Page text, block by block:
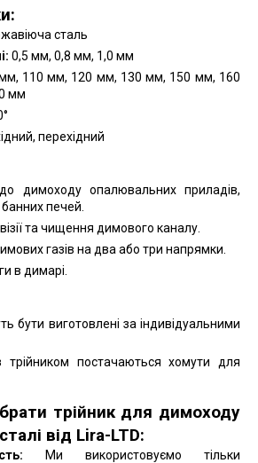
сталь
0,5 мм, 0,8 мм, 1,0 мм
110 мм, 120 мм, 130 мм, 150 мм, 160
мм
перехідний
димоходу опалювальних приладів,
печей.
та чищення димового каналу.
газів на два або три напрямки.
в димарі.
бути виготовлені за індивідуальними
трійником постачаються хомути для
трійник для димоходу
від Lira-LTD:
Ми використовуємо тільки